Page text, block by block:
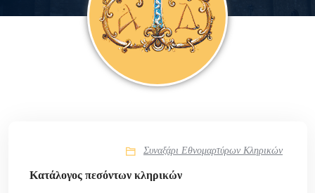
Συναξάρι Εθνομαρτύρων Κληρικών
Κατάλογος πεσόντων κληρικών